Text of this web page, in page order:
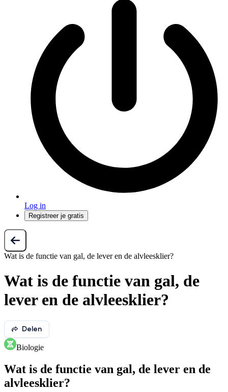
Log in
Registreer je gratis
Wat is de functie van gal, de lever en de alvleesklier?
Wat is de functie van gal, de
lever en de alvleesklier?
Delen
Biologie
Wat is de functie van gal, de lever en de
alvleesklier?